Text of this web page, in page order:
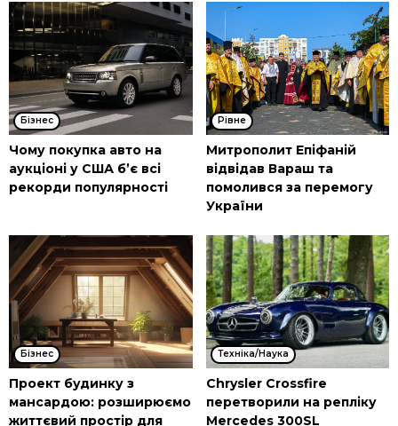
Бізнес
Чому покупка авто на
аукціоні у США б’є всі
рекорди популярності
Рівне
Митрополит Епіфаній
відвідав Вараш та
помолився за перемогу
України
Бізнес
Проект будинку з
мансардою: розширюємо
життєвий простір для
Техніка/Наука
Chrysler Crossfire
перетворили на репліку
Mercedes 300SL